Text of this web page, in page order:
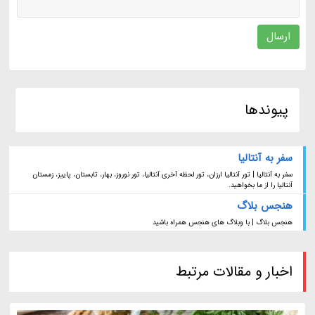
ارسال
پیوندها
سفر به آنتالیا
سفر به آنتالیا | تور آنتالیا ارزان، تور لحظه آخری آنتالیا، تور نوروز، بهار، تابستان، پاییز، زمستان
آنتالیا را از ما بخواهید.
هنجس بلاگ
هنجس بلاگ | با وبلاگ های هنجس همراه باشید
اخبار و مقالات مرتبط